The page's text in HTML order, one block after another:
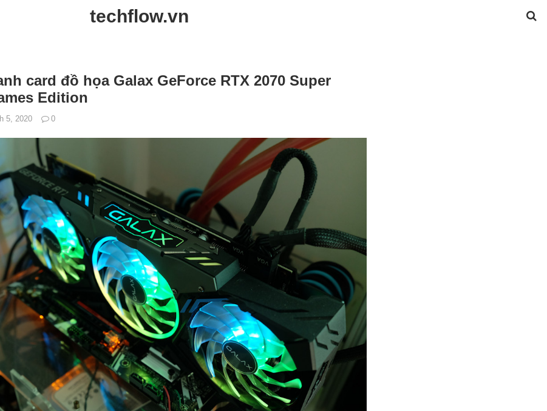
techflow.vn
card đồ họa Galax GeForce RTX 2070 Super
Edition
5, 2020 0